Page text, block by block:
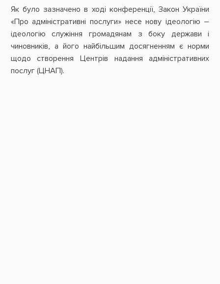
Як було зазначено в ході конференції, Закон України
«Про адміністративні послуги» несе нову ідеологію –
ідеологію служіння громадянам з боку держави і
чиновників, а його найбільшим досягненням є норми
щодо створення Центрів надання адміністративних
послуг (ЦНАП).